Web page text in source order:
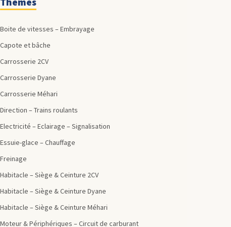
Boite de vitesses – Embrayage
Capote et bâche
Carrosserie 2CV
Carrosserie Dyane
Carrosserie Méhari
Direction – Trains roulants
Electricité – Eclairage – Signalisation
Essuie-glace – Chauffage
Freinage
Habitacle – Siège & Ceinture 2CV
Habitacle – Siège & Ceinture Dyane
Habitacle – Siège & Ceinture Méhari
Moteur & Périphériques – Circuit de carburant